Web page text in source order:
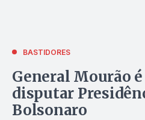
BASTIDORES
General Mourão
disputar
Bolsonaro